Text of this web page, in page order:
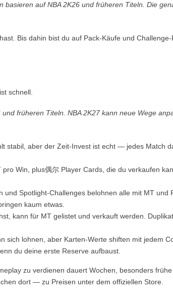
auf NBA 2K26 und früheren Titeln. Die
Bis dahin bist du auf Pack-Käufe und
schnell.
früheren Titeln. NBA 2K27 kann neue Wege
stabil, aber der Zeit-Invest ist echt — jedes Match
Win, plus偶尔 Player Cards, die du verkaufen
Spotlight-Challenges belohnen alle mit MT und
kaum etwas.
kann für MT gelistet und verkauft werden.
lohnen, aber Karten-Werte shiften mit jedem
du deine erste Reserve aufbaust.
zu verdienen dauert Wochen, besonders
dort — zu Preisen unter dem offiziellen Store.